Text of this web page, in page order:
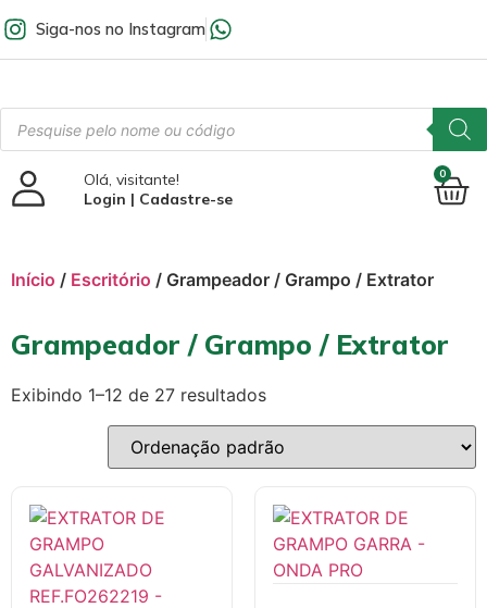
Siga-nos no Instagram
Olá, visitante!
Login | Cadastre-se
0
Início / Escritório / Grampeador / Grampo / Extrator
Grampeador / Grampo / Extrator
Exibindo 1–12 de 27 resultados